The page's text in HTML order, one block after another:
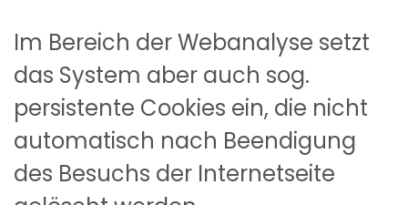
Im Bereich der Webanalyse setzt
das System aber auch sog.
persistente Cookies ein, die nicht
automatisch nach Beendigung
des Besuchs der Internetseite